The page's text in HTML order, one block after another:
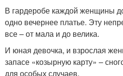
В гардеробе каждой женщины
одно вечернее платье. Эту
все – от мала и до велика.
И юная девочка, и взрослая
запасе «козырную карту» –
для особых случаев.